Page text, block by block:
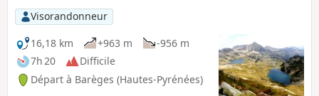
Visorandonneur
16,18 km
+963 m
-956 m
7h 20
Difficile
Départ à Barèges (Hautes-Pyrénées)